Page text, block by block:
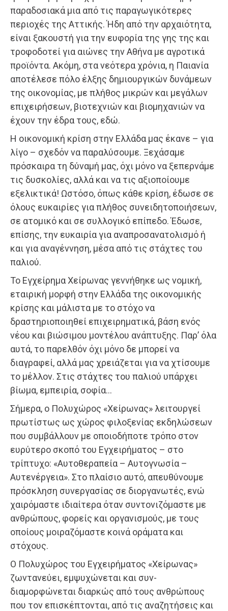
παραδοσιακά μια από τις παραγωγικότερες
περιοχές της Αττικής. Ήδη από την αρχαιότητα,
είναι ξακουστή για την ευφορία της γης της και
τροφοδοτεί για αιώνες την Αθήνα με αγροτικά
προϊόντα. Ακόμη, στα νεότερα χρόνια, η Παιανία
αποτέλεσε πόλο έλξης δημιουργικών δυνάμεων
της οικονομίας, με πλήθος μικρών και μεγάλων
επιχειρήσεων, βιοτεχνιών και βιομηχανιών να
έχουν την έδρα τους, εδώ.
Η οικονομική κρίση στην Ελλάδα μας έκανε – για
λίγο – σχεδόν να παραλύσουμε. Ξεχάσαμε
πρόσκαιρα τη δύναμή μας, όχι μόνο να ξεπερνάμε
τις δυσκολίες, αλλά και να τις αξιοποίουμε
εξελικτικά! Ωστόσο, όπως κάθε κρίση, έδωσε σε
όλους ευκαιρίες για πλήθος συνειδητοποιήσεων,
σε ατομικό και σε συλλογικό επίπεδο. Έδωσε,
επίσης, την ευκαιρία για αναπροσανατολισμό ή
και για αναγέννηση, μέσα από τις στάχτες του
παλιού.
Το Εγχείρημα Χείρωνας γεννήθηκε ως νομική,
εταιρική μορφή στην Ελλάδα της οικονομικής
κρίσης και μάλιστα με το στόχο να
δραστηριοποιηθεί επιχειρηματικά, βάση ενός
νέου και βιώσιμου μοντέλου ανάπτυξης. Παρ’ όλα
αυτά, το παρελθόν όχι μόνο δε μπορεί να
διαγραφεί, αλλά μας χρειάζεται για να χτίσουμε
το μέλλον. Στις στάχτες του παλιού υπάρχει
βίωμα, εμπειρία, σοφία…
Σήμερα, ο Πολυχώρος «Χείρωνας» λειτουργεί
πρωτίστως ως χώρος φιλοξενίας εκδηλώσεων
που συμβάλλουν με οποιοδήποτε τρόπο στον
ευρύτερο σκοπό του Εγχειρήματος – στο
τρίπτυχο: «Αυτοθεραπεία – Αυτογνωσία –
Αυτενέργεια». Στο πλαίσιο αυτό, απευθύνουμε
πρόσκληση συνεργασίας σε διοργανωτές, ενώ
χαιρόμαστε ιδιαίτερα όταν συντονιζόμαστε με
ανθρώπους, φορείς και οργανισμούς, με τους
οποίους μοιραζόμαστε κοινά οράματα και
στόχους.
Ο Πολυχώρος του Εγχειρήματος «Χείρωνας»
ζωντανεύει, εμψυχώνεται και συν-
διαμορφώνεται διαρκώς από τους ανθρώπους
που τον επισκέπτονται, από τις αναζητήσεις και